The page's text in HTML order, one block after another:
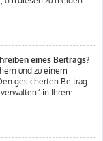
eines Beitrags?
und zu einem
gesicherten Beitrag
in Ihrem